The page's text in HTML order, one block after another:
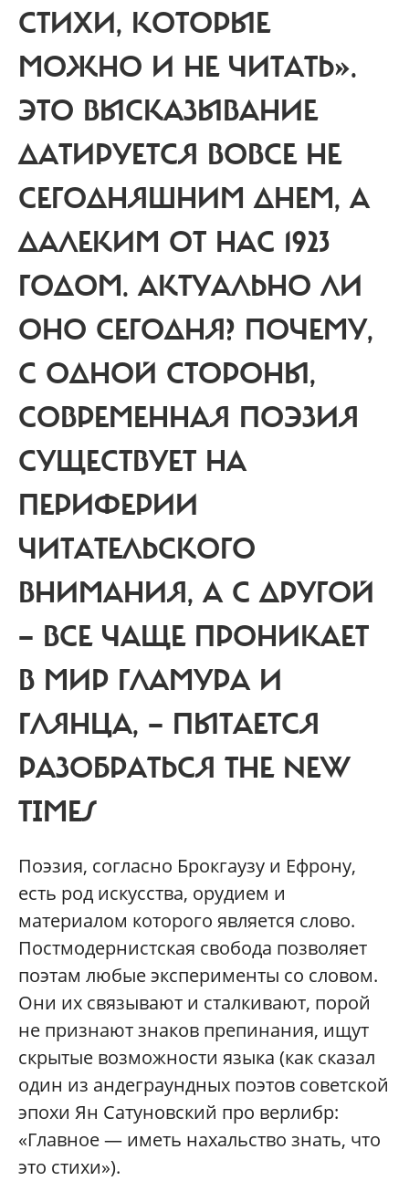
СТИХИ, КОТОРЫЕ
МОЖНО И НЕ ЧИТАТЬ».
ЭТО ВЫСКАЗЫВАНИЕ
ДАТИРУЕТСЯ ВОВСЕ НЕ
СЕГОДНЯШНИМ ДНЕМ, А
ДАЛЕКИМ ОТ НАС 1923
ГОДОМ. АКТУАЛЬНО ЛИ
ОНО СЕГОДНЯ? ПОЧЕМУ,
С ОДНОЙ СТОРОНЫ,
СОВРЕМЕННАЯ ПОЭЗИЯ
СУЩЕСТВУЕТ НА
ПЕРИФЕРИИ
ЧИТАТЕЛЬСКОГО
ВНИМАНИЯ, А С ДРУГОЙ
— ВСЕ ЧАЩЕ ПРОНИКАЕТ
В МИР ГЛАМУРА И
ГЛЯНЦА, — ПЫТАЕТСЯ
РАЗОБРАТЬСЯ THE NEW
TIMES
Поэзия, согласно Брокгаузу и Ефрону,
есть род искусства, орудием и
материалом которого является слово.
Постмодернистская свобода позволяет
поэтам любые эксперименты со словом.
Они их связывают и сталкивают, порой
не признают знаков препинания, ищут
скрытые возможности языка (как сказал
один из андеграундных поэтов советской
эпохи Ян Сатуновский про верлибр:
«Главное — иметь нахальство знать, что
это стихи»).